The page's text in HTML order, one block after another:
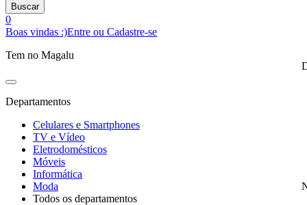
Buscar
0
Boas vindas :)Entre ou Cadastre-se
Tem no Magalu
Departamentos
Celulares e Smartphones
TV e Vídeo
Eletrodomésticos
Móveis
Informática
Moda
Todos os departamentos